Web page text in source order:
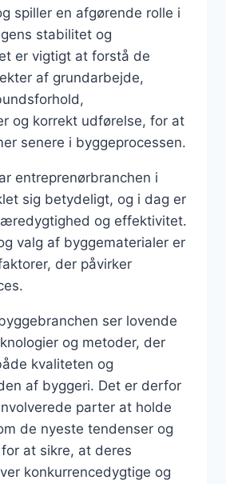
spiller en afgørende rolle i
stabilitet og
er vigtigt at forstå de
af grundarbejde,
og korrekt udførelse, for at
senere i byggeprocessen.
entreprenørbranchen i
sig betydeligt, og i dag er
og effektivitet.
valg af byggematerialer er
der påvirker
ser lovende
og metoder, der
kvaliteten og
af byggeri. Det er derfor
parter at holde
de nyeste tendenser og
at sikre, at deres
konkurrencedygtige og